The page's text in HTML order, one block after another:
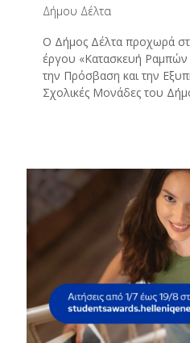
Δήμου Δέλτα
Ο Δήμος Δέλτα προχωρά
έργου «Κατασκευή Ραμπών
την Πρόσβαση και την
Σχολικές Μονάδες του